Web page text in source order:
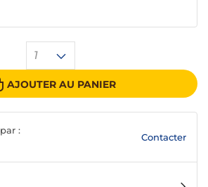
1
AJOUTER AU PANIER
:
Contacter